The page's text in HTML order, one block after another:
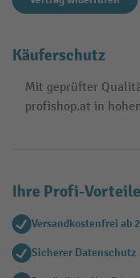
Käuferschutz
Mit geprüfter
profishop.at in
Ihre Profi-Vorteile
Versandkostenfrei ab
Sicherer Datenschutz